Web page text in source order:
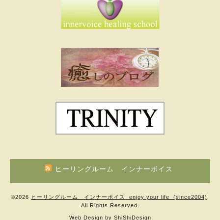
ヒーリングルーム インナーボイス
©2026 ヒーリングルーム インナーボイス enjoy your life (since2004)
All Rights Reserved.
Web Design by ShiShiDesign